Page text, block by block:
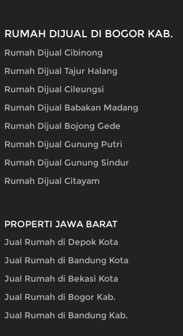
RUMAH DIJUAL DI BOGOR KAB.
Rumah Dijual Cibinong
Rumah Dijual Tajur Halang
Rumah Dijual Cileungsi
Rumah Dijual Babakan Madang
Rumah Dijual Bojong Gede
Rumah Dijual Gunung Putri
Rumah Dijual Gunung Sindur
Rumah Dijual Citayam
PROPERTI JAWA BARAT
Jual Rumah di Depok Kota
Jual Rumah di Bandung Kota
Jual Rumah di Bekasi Kota
Jual Rumah di Bogor Kab.
Jual Rumah di Bandung Kab.